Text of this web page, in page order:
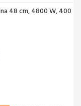
48 cm, 4800 W, 400